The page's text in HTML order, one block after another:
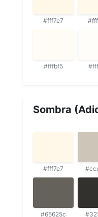
#fff7e7
#fffbf5
Sombra
#fff7e7
#65625c